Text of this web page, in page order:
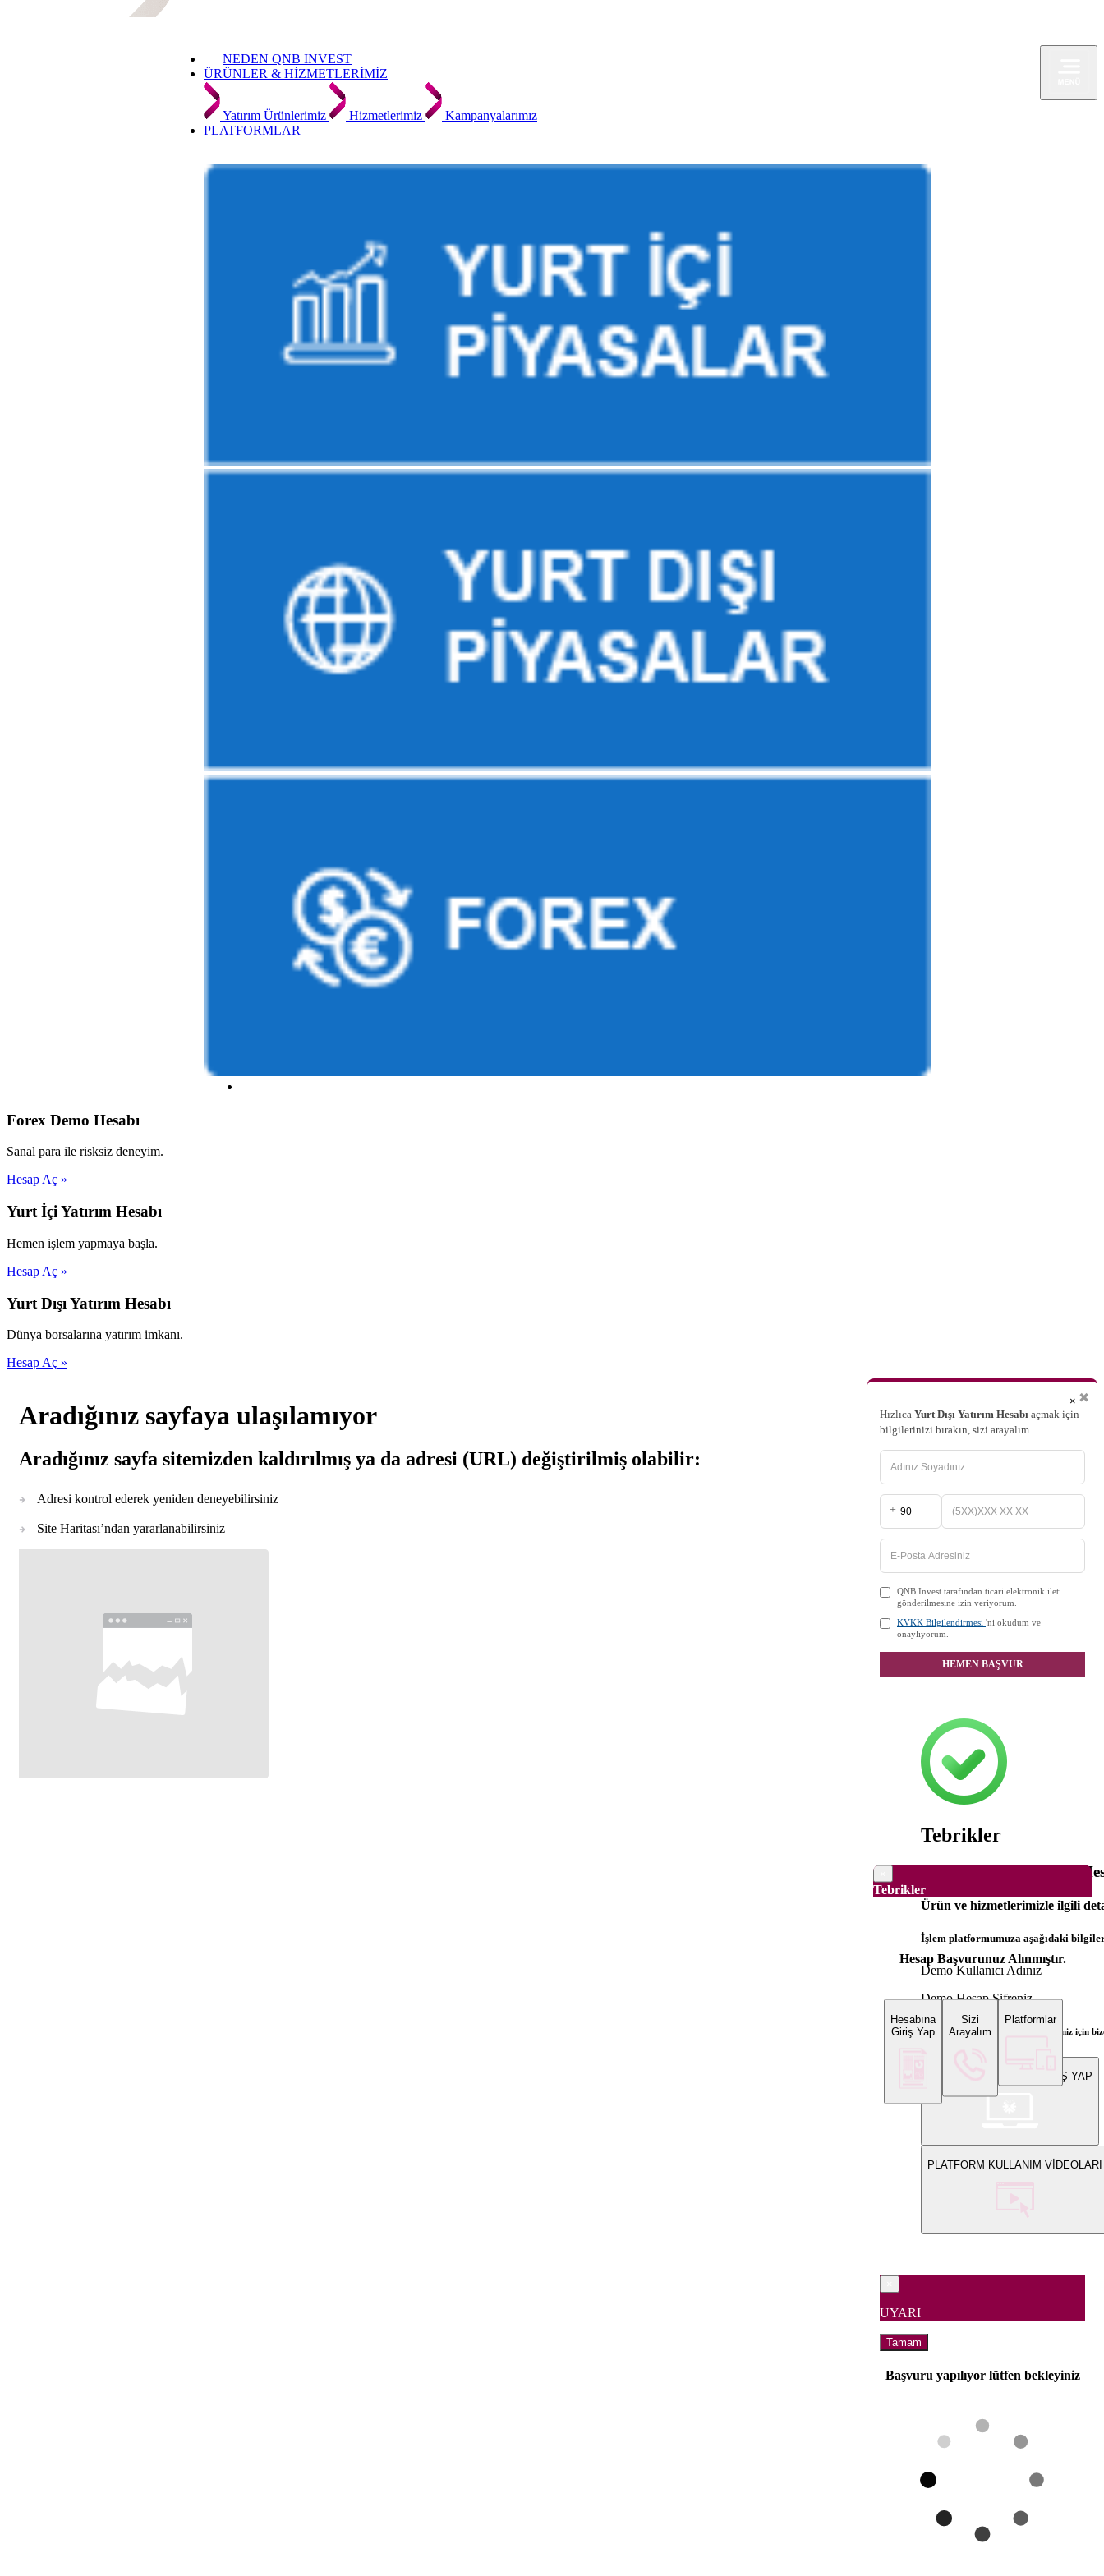
NEDEN QNB INVEST
ÜRÜNLER & HİZMETLERİMİZ
Yatırım Ürünlerimiz Hizmetlerimiz
Kampanyalarımız
PLATFORMLAR
Forex Demo Hesabı
Sanal para ile risksiz deneyim.
Hesap Aç »
Yurt İçi Yatırım Hesabı
Hemen işlem yapmaya başla.
Hesap Aç »
Yurt Dışı Yatırım Hesabı
Dünya borsalarına yatırım imkanı.
Hesap Aç »
Aradığınız sayfaya ulaşılamıyor
Aradığınız sayfa sitemizden kaldırılmış ya da adresi (URL) değiştirilmiş olabilir:
Adresi kontrol ederek yeniden deneyebilirsiniz
Site Haritası’ndan yararlanabilirsiniz
✖
Hızlıca Yurt Dışı Yatırım Hesabı açmak için
bilgilerinizi bırakın, sizi arayalım.
+
QNB Invest tarafından ticari elektronik ileti
gönderilmesine izin veriyorum.
KVKK Bilgilendirmesi 'ni okudum ve
onaylıyorum.
HEMEN BAŞVUR
Tebrikler
Hesap Başvurunuz Alınmıştır.
Hesabına
Giriş Yap
Sizi
Arayalım
Platformlar
×
Tebrikler
Dünya Borsaları Demo
Ürün ve hizmetlerimizle ilgili
İşlem platformumuza aşağıdaki
Demo Kullanıcı Adınız
Demo Hesap Şifreniz
Bilgi ve gerçek hesap açılış talepleriniz için
WEB PLATFORMUNA GİRİŞ YAP
PLATFORM KULLANIM VİDEOLARI
UYARI
Tamam
Başvuru yapılıyor lütfen bekleyiniz